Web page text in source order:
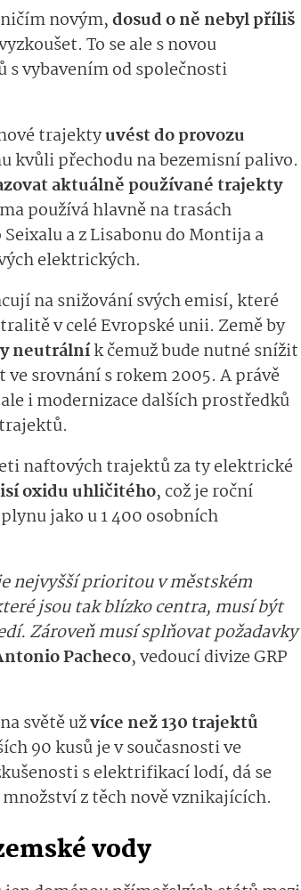
novým,dosud o ně nebyl příliš
To se ale s novou
s vybavením od společnosti
trajektyuvést do provozu
kvůli přechodu na bezemisní palivo.
aktuálně používané trajekty
používá hlavně na trasách
a z Lisabonu do Montija a
elektrických.
na snižování svých emisí, které
v celé Evropské unii. Země by
neutrálník čemuž bude nutné snížit
srovnání s rokem 2005. A právě
i modernizace dalších prostředků
naftových trajektů za ty elektrické
oxidu uhličitého, což je roční
jako u 1 400 osobních
nejvyšší prioritou v městském
jsou tak blízko centra, musí být
Zároveň musí splňovat požadavky
Pacheco, vedoucí divize GRP
světě užvíce než 130 trajektů
90 kusů je v současnosti ve
s elektrifikací lodí, dá se
z těch nově vznikajících.
vody